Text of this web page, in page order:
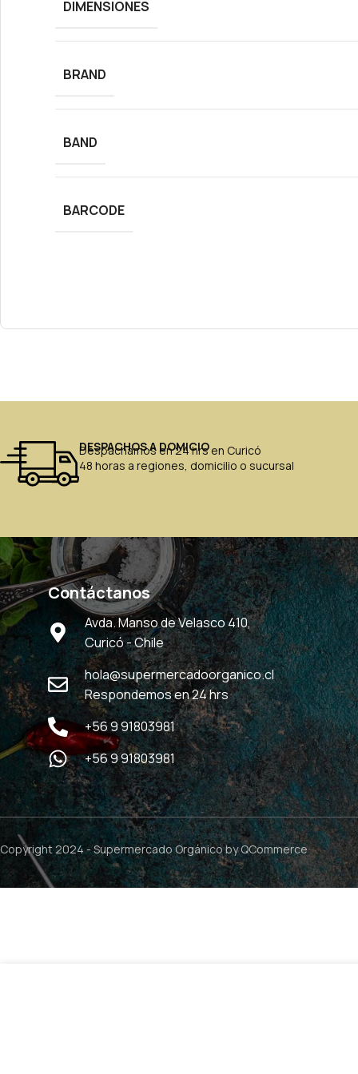
DIMENSIONES
BRAND
BAND
BARCODE
DESPACHOS A DOMICIO
Despachamos en 24 hrs en Curicó
48 horas a regiones, domicilio o sucursal
Contáctanos
Avda. Manso de Velasco 410,
Curicó - Chile
hola@supermercadoorganico.cl
Respondemos en 24 hrs
+56 9 91803981
+56 9 91803981
Copyright 2024 -Supermercado Orgánicoby QCommerce